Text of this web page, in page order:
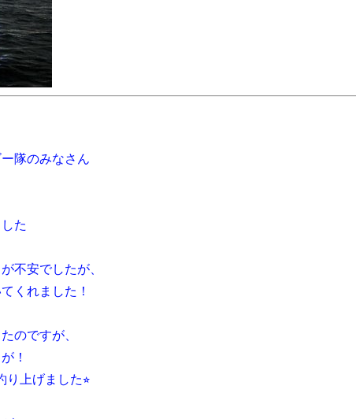
隊のみなさん
た
不安でしたが、
くれました！
のですが、
！
上げました⭐︎